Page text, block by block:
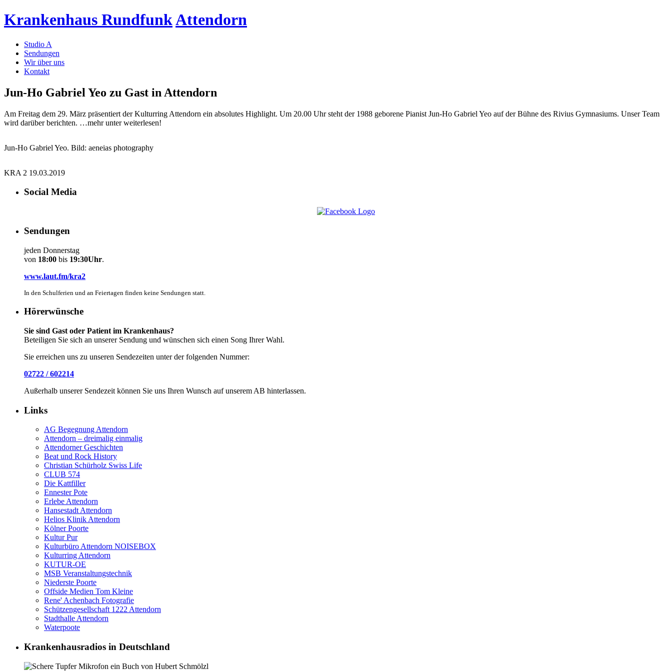
Krankenhaus RundfunkAttendorn
Studio A
Sendungen
Wir über uns
Kontakt
Jun-Ho Gabriel Yeo zu Gast in Attendorn
Am Freitag dem 29. März präsentiert der Kulturring Attendorn ein absolutes Highlight. Um 20.00 Uhr steht der 1988 geborene Pianist Jun-Ho Gabriel Yeo auf der Bühne des Rivius Gymnasiums. Unser Team
wird darüber berichten. …mehr unter weiterlesen!
Jun-Ho Gabriel Yeo. Bild: aeneias photography
KRA 2 19.03.2019
Social Media
Sendungen
jeden Donnerstag
von 18:00 bis 19:30Uhr.
www.laut.fm/kra2
In den Schulferien und an Feiertagen finden keine Sendungen statt.
Hörerwünsche
Sie sind Gast oder Patient im Krankenhaus?
Beteiligen Sie sich an unserer Sendung und wünschen sich einen Song Ihrer Wahl.
Sie erreichen uns zu unseren Sendezeiten unter der folgenden Nummer:
02722 / 602214
Außerhalb unserer Sendezeit können Sie uns Ihren Wunsch auf unserem AB hinterlassen.
Links
AG Begegnung Attendorn
Attendorn – dreimalig einmalig
Attendorner Geschichten
Beat und Rock History
Christian Schürholz Swiss Life
CLUB 574
Die Kattfiller
Ennester Pote
Erlebe Attendorn
Hansestadt Attendorn
Helios Klinik Attendorn
Kölner Poorte
Kultur Pur
Kulturbüro Attendorn NOISEBOX
Kulturring Attendorn
KUTUR-OE
MSB Veranstaltungstechnik
Niederste Poorte
Offside Medien Tom Kleine
Rene' Achenbach Fotografie
Schützengesellschaft 1222 Attendorn
Stadthalle Attendorn
Waterpoote
Krankenhausradios in Deutschland